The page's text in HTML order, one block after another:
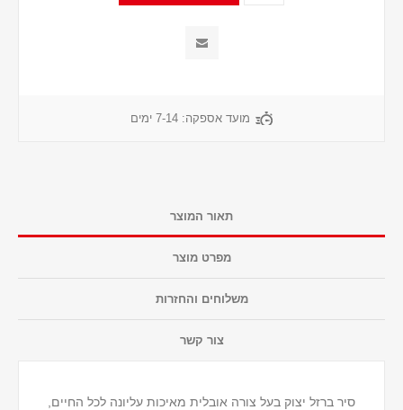
מועד אספקה: 7-14 ימים
תאור המוצר
מפרט מוצר
משלוחים והחזרות
צור קשר
סיר ברזל יצוק בעל צורה אובלית מאיכות עליונה לכל החיים,